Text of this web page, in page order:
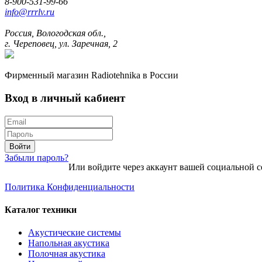
info@rrrlv.ru
Россия, Вологодская обл.,
г. Череповец, ул. Заречная, 2
Фирменный магазин Radiotehnika в России
Вход в личный кабиент
Войти
Забыли пароль?
Или войдите через аккаунт вашей социальной
Политика Конфиденциальности
Каталог техники
Акустические системы
Напольная акустика
Полочная акустика